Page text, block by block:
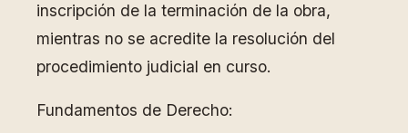
inscripción de la terminación de la obra,
mientras no se acredite la resolución del
procedimiento judicial en curso.
Fundamentos de Derecho: